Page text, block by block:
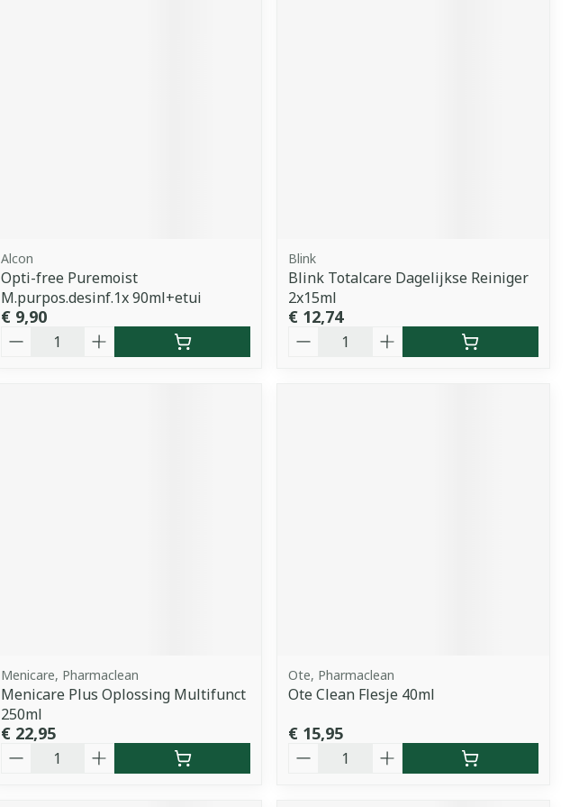
Alcon
Opti-free Puremoist
M.purpos.desinf.1x 90ml+etui
€ 9,90
Blink
Blink Totalcare Dagelijkse Reiniger
2x15ml
€ 12,74
Menicare, Pharmaclean
Menicare Plus Oplossing Multifunct
250ml
€ 22,95
Ote, Pharmaclean
Ote Clean Flesje 40ml
€ 15,95